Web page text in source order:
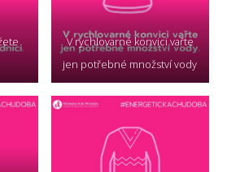
V rychlovarné konvici vařte
jen potřebné množství vody